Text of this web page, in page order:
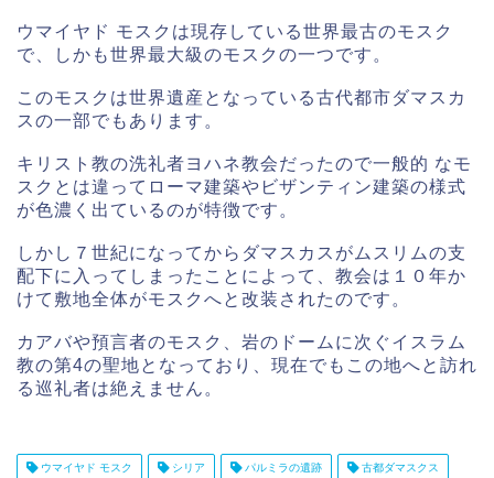
ウマイヤド モスクは現存している世界最古のモスク
で、しかも世界最大級のモスクの一つです。
このモスクは世界遺産となっている古代都市ダマスカ
スの一部でもあります。
キリスト教の洗礼者ヨハネ教会だったので一般的 なモ
スクとは違ってローマ建築やビザンティン建築の様式
が色濃く出ているのが特徴です。
しかし７世紀になってからダマスカスがムスリムの支
配下に入ってしまったことによって、教会は１０年か
けて敷地全体がモスクへと改装されたのです。
カアバや預言者のモスク、岩のドームに次ぐイスラム
教の第4の聖地となっており、現在でもこの地へと訪れ
る巡礼者は絶えません。
ウマイヤド モスク シリア パルミラの遺跡 古都ダマスクス